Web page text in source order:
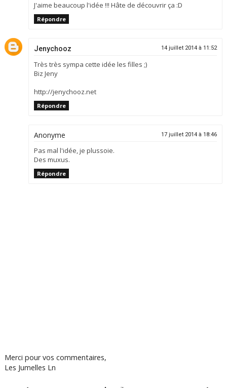
J'aime beaucoup l'idée !!! Hâte de découvrir ça :D
Répondre
Jenychooz 14 juillet 2014 à 11:52
Très très sympa cette idée les filles ;)
Biz Jeny
http://jenychooz.net
Répondre
Anonyme 17 juillet 2014 à 18:46
Pas mal l'idée, je plussoie.
Des muxus.
Répondre
Merci pour vos commentaires,
Les Jumelles Ln